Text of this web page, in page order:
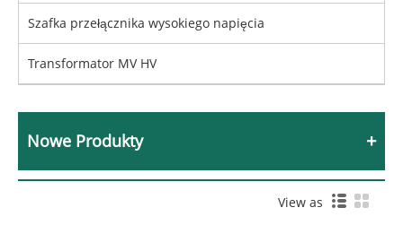
Szafka przełącznika wysokiego napięcia
Transformator MV HV
Nowe Produkty
View as